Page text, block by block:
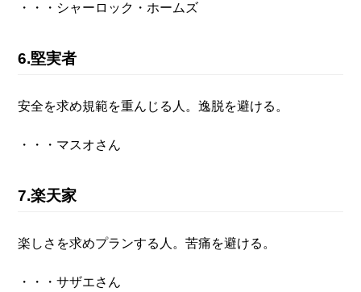
・・・シャーロック・ホームズ
6.堅実者
安全を求め規範を重んじる人。逸脱を避ける。
・・・マスオさん
7.楽天家
楽しさを求めプランする人。苦痛を避ける。
・・・サザエさん